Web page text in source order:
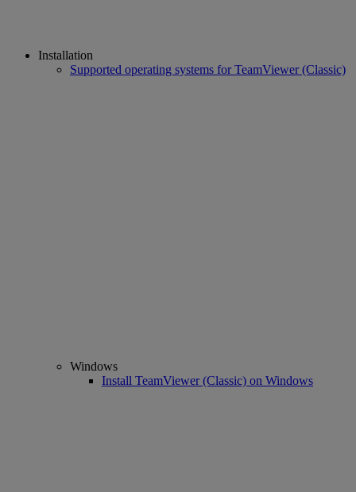
Installation
Supported operating systems for TeamViewer (Classic)
Windows
Install TeamViewer (Classic) on Windows